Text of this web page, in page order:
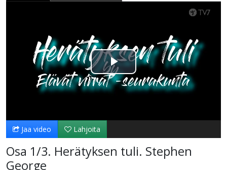
Toista
Video
Jaa video Lahjoita
Osa 1/3. Herätyksen tuli. Stephen
George